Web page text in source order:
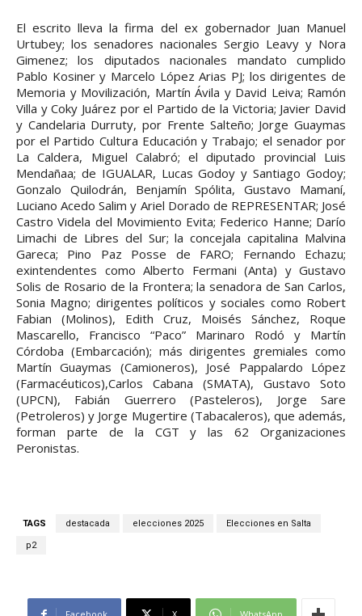
El escrito lleva la firma del ex gobernador Juan Manuel
Urtubey; los senadores nacionales Sergio Leavy y Nora
Gimenez; los diputados nacionales mandato cumplido
Pablo Kosiner y Marcelo López Arias PJ; los dirigentes de
Memoria y Movilización, Martín Ávila y David Leiva; Ramón
Villa y Coky Juárez por el Partido de la Victoria; Javier David
y Candelaria Durruty, por Frente Salteño; Jorge Guaymas
por el Partido Cultura Educación y Trabajo; el senador por
La Caldera, Miguel Calabró; el diputado provincial Luis
Mendañaa; de IGUALAR, Lucas Godoy y Santiago Godoy;
Gonzalo Quilodrán, Benjamín Spólita, Gustavo Mamaní,
Luciano Acedo Salim y Ariel Dorado de REPRESENTAR; José
Castro Videla del Movimiento Evita; Federico Hanne; Darío
Limachi de Libres del Sur; la concejala capitalina Malvina
Gareca; Pino Paz Posse de FARO; Fernando Echazu;
exintendentes como Alberto Fermani (Anta) y Gustavo
Solis de Rosario de la Frontera; la senadora de San Carlos,
Sonia Magno; dirigentes políticos y sociales como Robert
Fabian (Molinos), Edith Cruz, Moisés Sánchez, Roque
Mascarello, Francisco “Paco” Marinaro Rodó y Martín
Córdoba (Embarcación); más dirigentes gremiales como
Martín Guaymas (Camioneros), José Pappalardo López
(Farmacéuticos),Carlos Cabana (SMATA), Gustavo Soto
(UPCN), Fabián Guerrero (Pasteleros), Jorge Sare
(Petroleros) y Jorge Mugertire (Tabacaleros), que además,
forman parte de la CGT y las 62 Organizaciones
Peronistas.
TAGS destacada elecciones 2025 Elecciones en Salta
p2